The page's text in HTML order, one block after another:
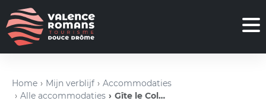
Home Mijn verblijf
Accommodaties
Alle accommodaties
Gîte le Colombier